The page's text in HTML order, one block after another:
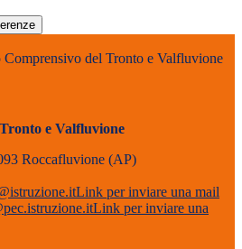
Comprensivo del Tronto e Valfluvione
e Valfluvione
Roccafluvione (AP)
Link per inviare una mail
Link per inviare una